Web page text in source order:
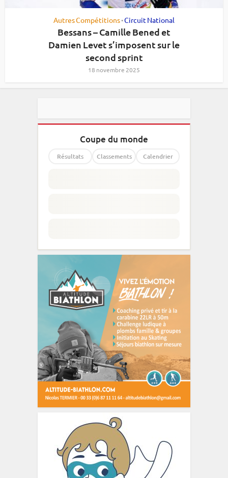
Autres Compétitions•Circuit National
Bessans – Camille Bened et
Damien Levet s’imposent sur le
second sprint
18 novembre 2025
Coupe du monde
Résultats Classements Calendrier